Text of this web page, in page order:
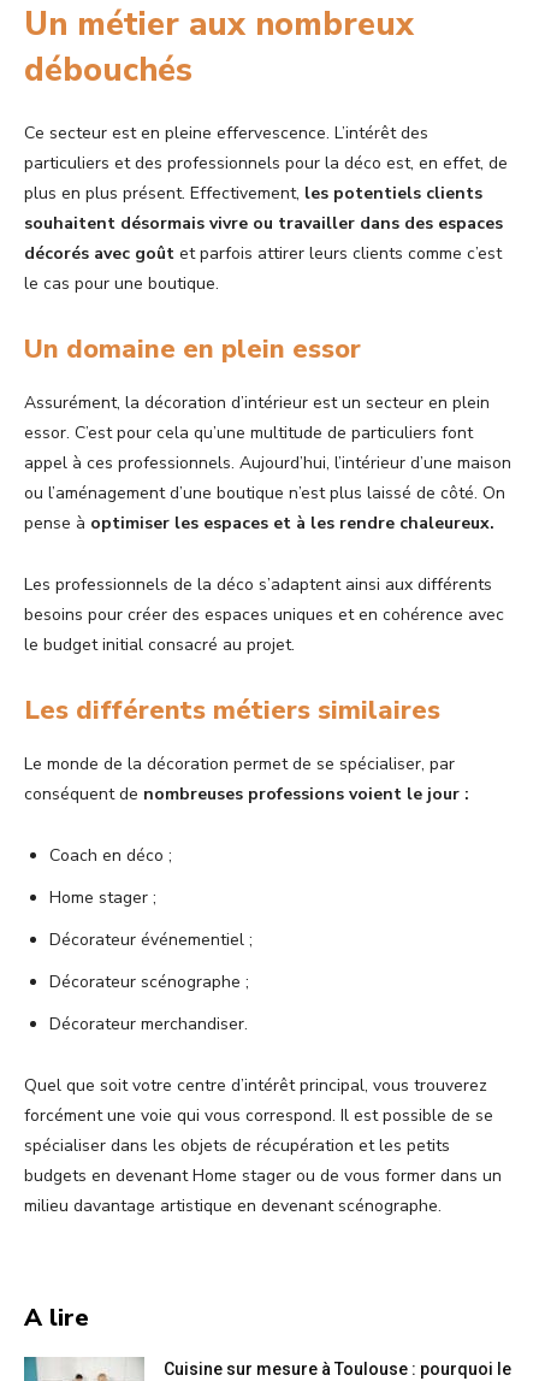
Un métier aux nombreux
débouchés
Ce secteur est en pleine effervescence. L’intérêt des
particuliers et des professionnels pour la déco est, en effet, de
plus en plus présent. Effectivement, les potentiels clients
souhaitent désormais vivre ou travailler dans des espaces
décorés avec goût et parfois attirer leurs clients comme c’est
le cas pour une boutique.
Un domaine en plein essor
Assurément, la décoration d’intérieur est un secteur en plein
essor. C’est pour cela qu’une multitude de particuliers font
appel à ces professionnels. Aujourd’hui, l’intérieur d’une maison
ou l’aménagement d’une boutique n’est plus laissé de côté. On
pense à optimiser les espaces et à les rendre chaleureux.
Les professionnels de la déco s’adaptent ainsi aux différents
besoins pour créer des espaces uniques et en cohérence avec
le budget initial consacré au projet.
Les différents métiers similaires
Le monde de la décoration permet de se spécialiser, par
conséquent de nombreuses professions voient le jour :
Coach en déco ;
Home stager ;
Décorateur événementiel ;
Décorateur scénographe ;
Décorateur merchandiser.
Quel que soit votre centre d’intérêt principal, vous trouverez
forcément une voie qui vous correspond. Il est possible de se
spécialiser dans les objets de récupération et les petits
budgets en devenant Home stager ou de vous former dans un
milieu davantage artistique en devenant scénographe.
A lire
Cuisine sur mesure à Toulouse : pourquoi le